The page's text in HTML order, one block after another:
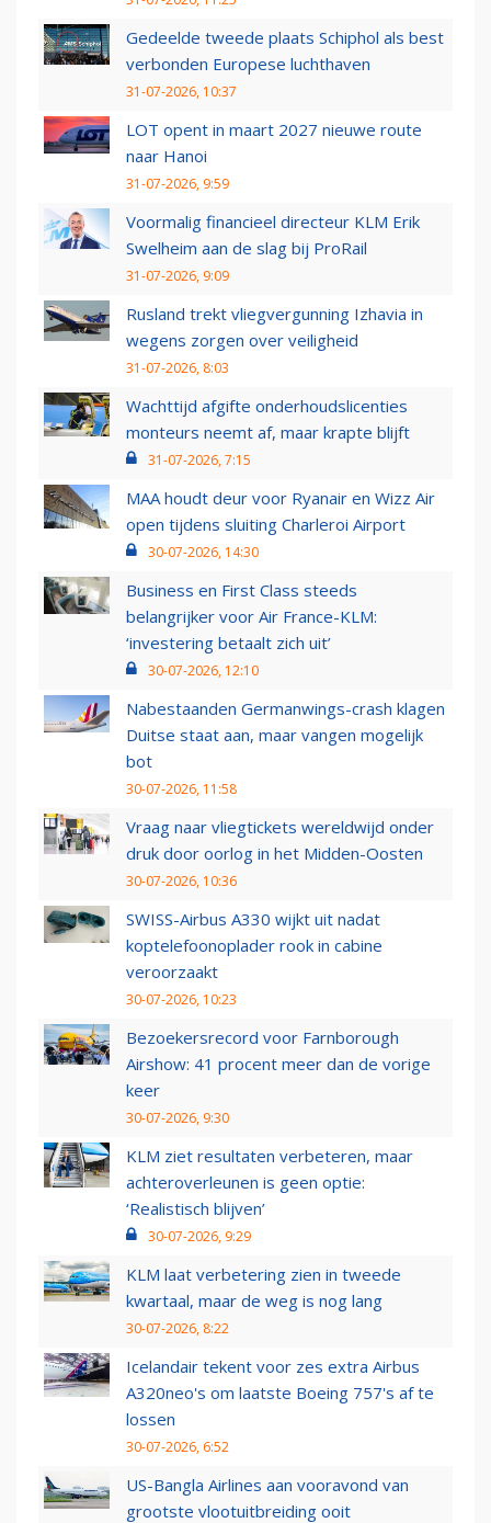
Gedeelde tweede plaats Schiphol als best
verbonden Europese luchthaven
31-07-2026, 10:37
LOT opent in maart 2027 nieuwe route
naar Hanoi
31-07-2026, 9:59
Voormalig financieel directeur KLM Erik
Swelheim aan de slag bij ProRail
31-07-2026, 9:09
Rusland trekt vliegvergunning Izhavia in
wegens zorgen over veiligheid
31-07-2026, 8:03
Wachttijd afgifte onderhoudslicenties
monteurs neemt af, maar krapte blijft
31-07-2026, 7:15
MAA houdt deur voor Ryanair en Wizz Air
open tijdens sluiting Charleroi Airport
30-07-2026, 14:30
Business en First Class steeds
belangrijker voor Air France-KLM:
‘investering betaalt zich uit’
30-07-2026, 12:10
Nabestaanden Germanwings-crash klagen
Duitse staat aan, maar vangen mogelijk
bot
30-07-2026, 11:58
Vraag naar vliegtickets wereldwijd onder
druk door oorlog in het Midden-Oosten
30-07-2026, 10:36
SWISS-Airbus A330 wijkt uit nadat
koptelefoonoplader rook in cabine
veroorzaakt
30-07-2026, 10:23
Bezoekersrecord voor Farnborough
Airshow: 41 procent meer dan de vorige
keer
30-07-2026, 9:30
KLM ziet resultaten verbeteren, maar
achteroverleunen is geen optie:
‘Realistisch blijven’
30-07-2026, 9:29
KLM laat verbetering zien in tweede
kwartaal, maar de weg is nog lang
30-07-2026, 8:22
Icelandair tekent voor zes extra Airbus
A320neo's om laatste Boeing 757's af te
lossen
30-07-2026, 6:52
US-Bangla Airlines aan vooravond van
grootste vlootuitbreiding ooit